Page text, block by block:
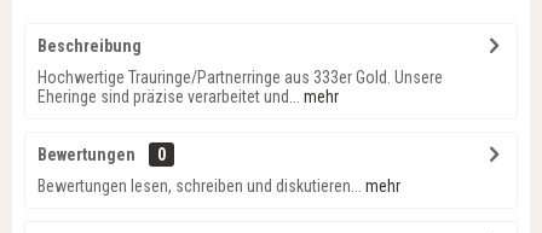
Beschreibung
Hochwertige Trauringe/Partnerringe aus 333er Gold. Unsere
Eheringe sind präzise verarbeitet und...
mehr
Bewertungen
0
Bewertungen lesen, schreiben und diskutieren...
mehr